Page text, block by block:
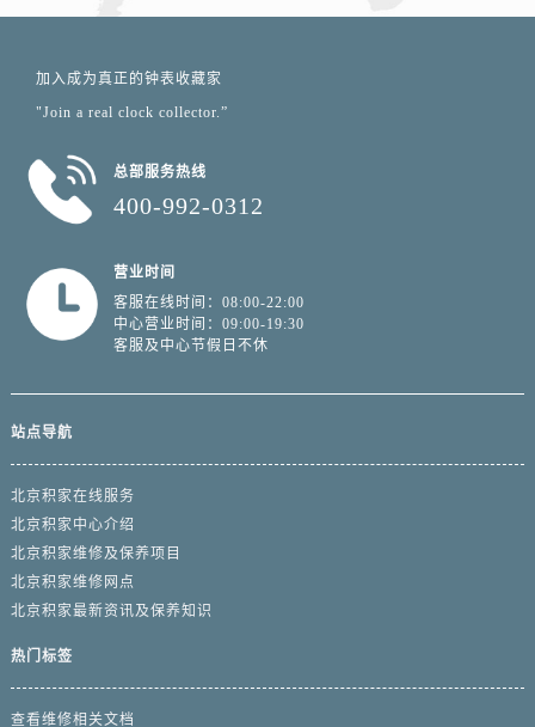
加入成为真正的钟表收藏家
"Join a real clock collector.”
总部服务热线
400-992-0312
营业时间
客服在线时间：08:00-22:00
中心营业时间：09:00-19:30
客服及中心节假日不休
站点导航
北京积家在线服务
北京积家中心介绍
北京积家维修及保养项目
北京积家维修网点
北京积家最新资讯及保养知识
热门标签
查看维修相关文档